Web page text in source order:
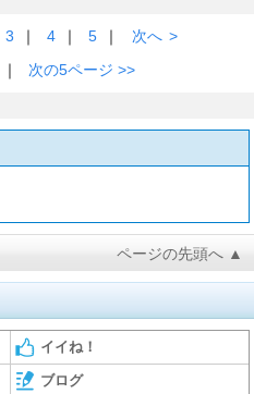
3 ｜ 4 ｜ 5 ｜ 次へ >
｜ 次の5ページ >>
ページの先頭へ ▲
イイね！
ブログ